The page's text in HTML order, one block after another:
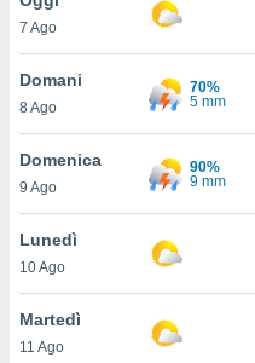
è
al sito
di
ci
di
il
un
7 Ago
Domani
8 Ago
70%
5 mm
Domenica
9 Ago
90%
9 mm
Lunedì
10 Ago
Martedì
11 Ago